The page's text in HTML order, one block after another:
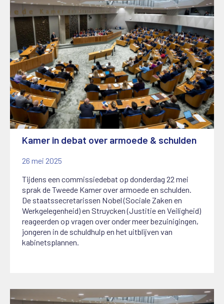
Kamer in debat over armoede & schulden
26 mei 2025
Tijdens een commissiedebat op donderdag 22 mei
sprak de Tweede Kamer over armoede en schulden.
De staatssecretarissen Nobel (Sociale Zaken en
Werkgelegenheid) en Struycken (Justitie en Veiligheid)
reageerden op vragen over onder meer bezuinigingen,
jongeren in de schuldhulp en het uitblijven van
kabinetsplannen.